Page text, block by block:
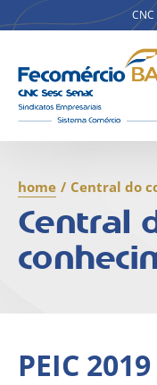
CNC
home / Central do
Central
PEIC